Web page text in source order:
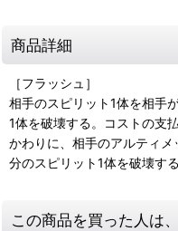
商品詳細
［フラッシュ］
相手のスピリット1体を相手
1体を破壊する。コストの支
かわりに、相手のアルティ
分のスピリット1体を破壊する
この商品を買った人は